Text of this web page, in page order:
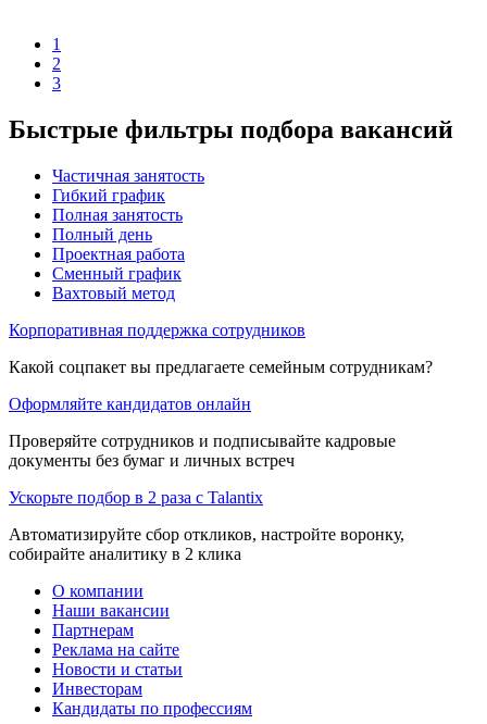
1
2
3
Быстрые фильтры подбора вакансий
Частичная занятость
Гибкий график
Полная занятость
Полный день
Проектная работа
Сменный график
Вахтовый метод
Корпоративная поддержка сотрудников
Какой соцпакет вы предлагаете семейным сотрудникам?
Оформляйте кандидатов онлайн
Проверяйте сотрудников и подписывайте кадровые
документы без бумаг и личных встреч
Ускорьте подбор в 2 раза с Talantix
Автоматизируйте сбор откликов, настройте воронку,
собирайте аналитику в 2 клика
О компании
Наши вакансии
Партнерам
Реклама на сайте
Новости и статьи
Инвесторам
Кандидаты по профессиям